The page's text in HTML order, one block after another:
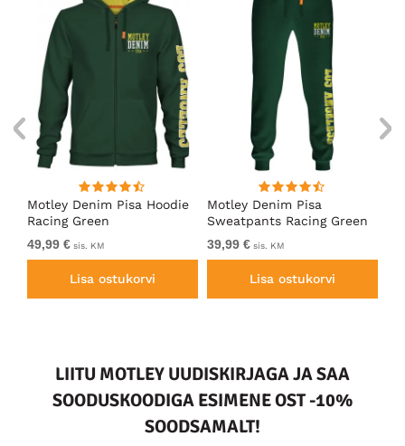
Motley Denim Pisa Hoodie
Racing Green
49,99 € sis. KM
Lisa ostukorvi
Motley Denim Pisa
Sweatpants Racing Green
39,99 € sis. KM
Lisa ostukorvi
LIITU MOTLEY UUDISKIRJAGA JA SAA
SOODUSKOODIGA ESIMENE OST -10%
SOODSAMALT!